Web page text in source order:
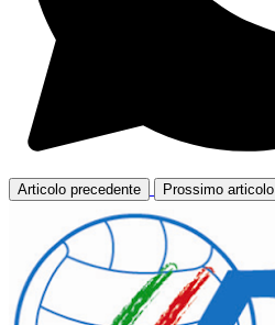
Articolo precedente Prossimo articolo